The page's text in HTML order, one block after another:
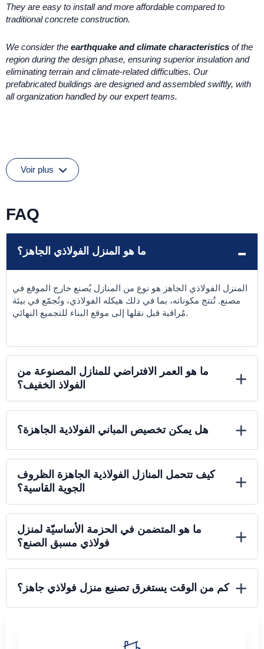
They are easy to install and more affordable compared to
traditional concrete construction.
We consider the earthquake and climate characteristics of the
region during the design phase, ensuring superior insulation and
eliminating terrain and climate-related difficulties. Our
prefabricated buildings are designed and assembled swiftly, with
all organization handled by our expert teams.
Voir plus
FAQ
ما هو المنزل الفولاذي الجاهز؟ -
المنزل الفولاذي الجاهز هو نوع من المنازل يُصنع خارج الموقع في
مصنع. تُنتج مكوناته، بما في ذلك هيكله الفولاذي، وتُجمّع في بيئة
مُراقبة قبل نقلها إلى موقع البناء للتجميع النهائي.
ما هو العمر الافتراضي للمنازل المصنوعة من
الفولاذ الخفيف؟
+
هل يمكن تخصيص المباني الفولاذية الجاهزة؟ +
كيف تتحمل المنازل الفولاذية الجاهزة الظروف
الجوية القاسية؟
+
ما هو المتضمن في الحزمة الأساسيّة لمنزل
فولاذي مسبق الصنع؟
+
كم من الوقت يستغرق تصنيع منزل فولاذي جاهز؟ +